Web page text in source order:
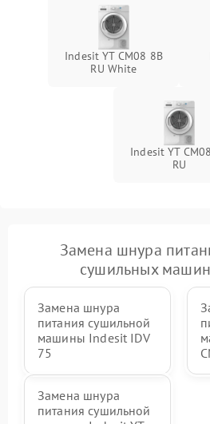
Indesit YT CM08 8B
RU White
Indesit YT
RU
Замена шнура
сушильных
Замена шнура
питания сушильной
машины Indesit IDV
75
Замена шнура
питания сушильной